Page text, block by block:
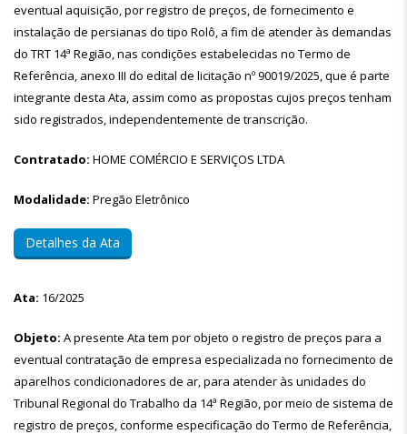
eventual aquisição, por registro de preços, de fornecimento e
instalação de persianas do tipo Rolô, a fim de atender às demandas
do TRT 14ª Região, nas condições estabelecidas no Termo de
Referência, anexo III do edital de licitação nº 90019/2025, que é parte
integrante desta Ata, assim como as propostas cujos preços tenham
sido registrados, independentemente de transcrição.
Contratado: HOME COMÉRCIO E SERVIÇOS LTDA
Modalidade: Pregão Eletrônico
Detalhes da Ata
Ata: 16/2025
Objeto: A presente Ata tem por objeto o registro de preços para a
eventual contratação de empresa especializada no fornecimento de
aparelhos condicionadores de ar, para atender às unidades do
Tribunal Regional do Trabalho da 14ª Região, por meio de sistema de
registro de preços, conforme especificação do Termo de Referência,